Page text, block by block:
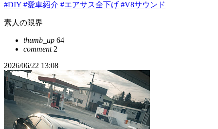
#DIY #愛車紹介 #エアサス全下げ #V8サウンド
素人の限界
thumb_up 64
comment2
2026/06/22 13:08